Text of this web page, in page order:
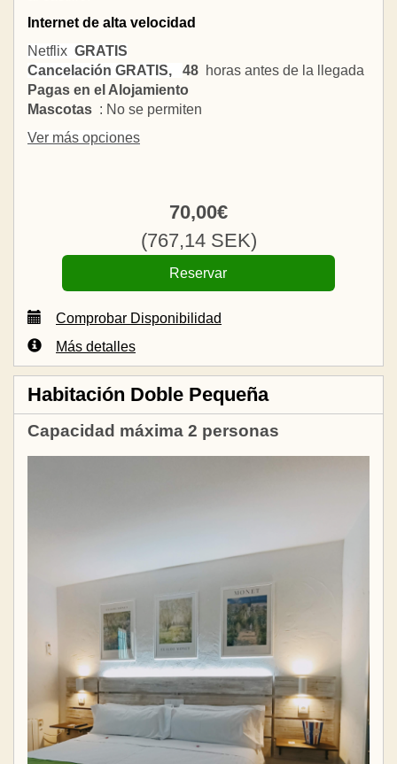
Internet de alta velocidad
Netflix GRATIS
Cancelación GRATIS, 48 horas antes de la llegada
Pagas en el Alojamiento
Mascotas : No se permiten
Ver más opciones
70,00€
(767,14SEK)
Comprobar Disponibilidad
Más detalles
Habitación Doble Pequeña
Capacidad máxima 2 personas